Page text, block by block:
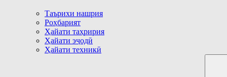
Таърихи нашрия
Роҳбарият
Ҳайати таҳририя
Ҳайати эҷодӣ
Ҳайати техникӣ